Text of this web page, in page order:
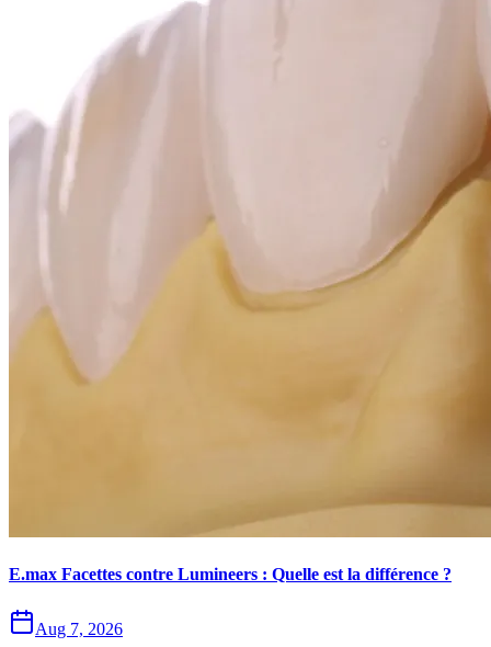
E.max Facettes contre Lumineers : Quelle est la différence ?
Aug 7, 2026